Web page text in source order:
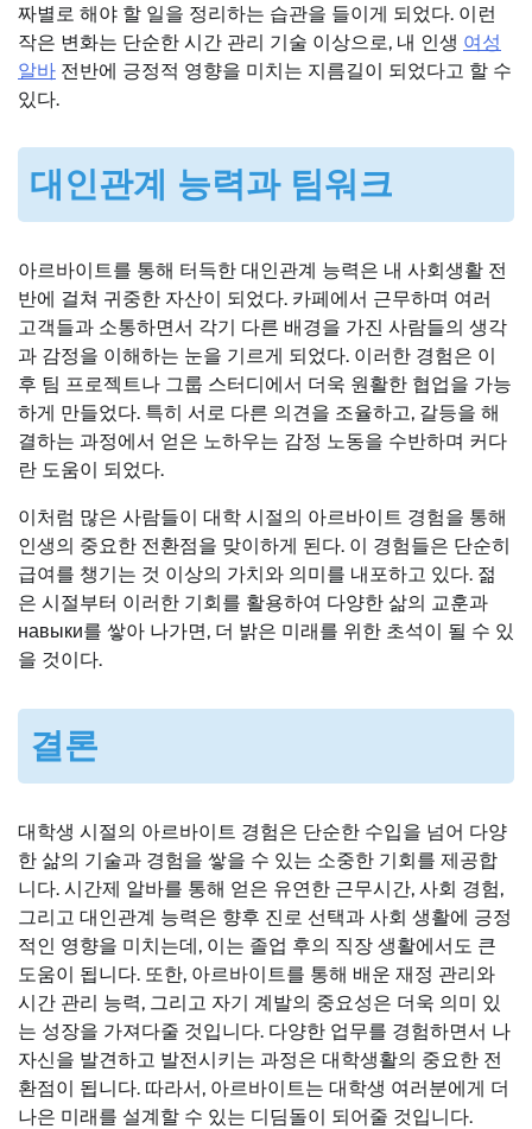
짜별로 해야 할 일을 정리하는 습관을 들이게 되었다. 이런
작은 변화는 단순한 시간 관리 기술 이상으로, 내 인생 여성
알바 전반에 긍정적 영향을 미치는 지름길이 되었다고 할 수
있다.
대인관계 능력과 팀워크
아르바이트를 통해 터득한 대인관계 능력은 내 사회생활 전
반에 걸쳐 귀중한 자산이 되었다. 카페에서 근무하며 여러
고객들과 소통하면서 각기 다른 배경을 가진 사람들의 생각
과 감정을 이해하는 눈을 기르게 되었다. 이러한 경험은 이
후 팀 프로젝트나 그룹 스터디에서 더욱 원활한 협업을 가능
하게 만들었다. 특히 서로 다른 의견을 조율하고, 갈등을 해
결하는 과정에서 얻은 노하우는 감정 노동을 수반하며 커다
란 도움이 되었다.
이처럼 많은 사람들이 대학 시절의 아르바이트 경험을 통해
인생의 중요한 전환점을 맞이하게 된다. 이 경험들은 단순히
급여를 챙기는 것 이상의 가치와 의미를 내포하고 있다. 젊
은 시절부터 이러한 기회를 활용하여 다양한 삶의 교훈과
навыки를 쌓아 나가면, 더 밝은 미래를 위한 초석이 될 수 있
을 것이다.
결론
대학생 시절의 아르바이트 경험은 단순한 수입을 넘어 다양
한 삶의 기술과 경험을 쌓을 수 있는 소중한 기회를 제공합
니다. 시간제 알바를 통해 얻은 유연한 근무시간, 사회 경험,
그리고 대인관계 능력은 향후 진로 선택과 사회 생활에 긍정
적인 영향을 미치는데, 이는 졸업 후의 직장 생활에서도 큰
도움이 됩니다. 또한, 아르바이트를 통해 배운 재정 관리와
시간 관리 능력, 그리고 자기 계발의 중요성은 더욱 의미 있
는 성장을 가져다줄 것입니다. 다양한 업무를 경험하면서 나
자신을 발견하고 발전시키는 과정은 대학생활의 중요한 전
환점이 됩니다. 따라서, 아르바이트는 대학생 여러분에게 더
나은 미래를 설계할 수 있는 디딤돌이 되어줄 것입니다.